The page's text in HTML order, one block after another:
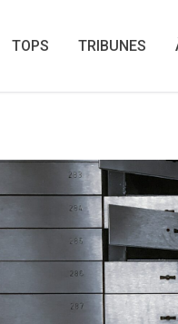
TOPS TRIBUNES